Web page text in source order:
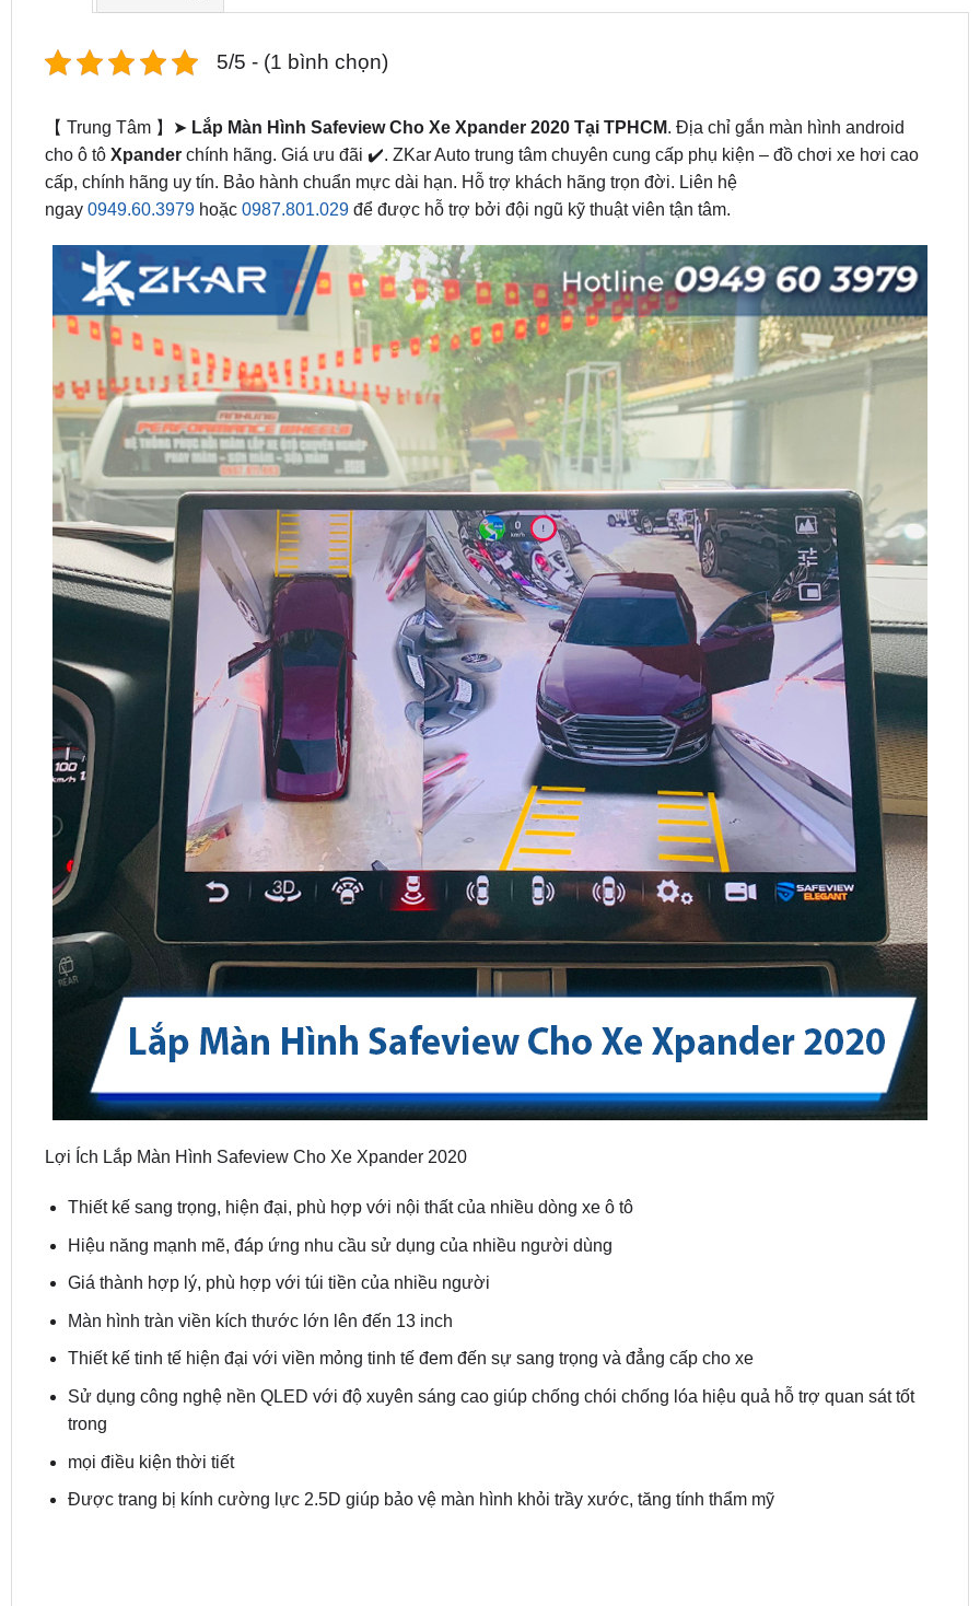
5/5 - (1 bình chọn)
【 Trung Tâm 】➤ Lắp Màn Hình Safeview Cho Xe Xpander 2020 Tại TPHCM. Địa chỉ gắn màn hình android
cho ô tô Xpander chính hãng. Giá ưu đãi ✔️. ZKar Auto trung tâm chuyên cung cấp phụ kiện – đồ chơi xe hơi cao
cấp, chính hãng uy tín. Bảo hành chuẩn mực dài hạn. Hỗ trợ khách hãng trọn đời. Liên hệ
ngay 0949.60.3979hoặc 0987.801.029để được hỗ trợ bởi đội ngũ kỹ thuật viên tận tâm.
Lợi Ích Lắp Màn Hình Safeview Cho Xe Xpander 2020
Thiết kế sang trọng, hiện đại, phù hợp với nội thất của nhiều dòng xe ô tô
Hiệu năng mạnh mẽ, đáp ứng nhu cầu sử dụng của nhiều người dùng
Giá thành hợp lý, phù hợp với túi tiền của nhiều người
Màn hình tràn viền kích thước lớn lên đến 13 inch
Thiết kế tinh tế hiện đại với viền mỏng tinh tế đem đến sự sang trọng và đẳng cấp cho xe
Sử dụng công nghệ nền QLED với độ xuyên sáng cao giúp chống chói chống lóa hiệu quả hỗ trợ quan sát tốt
trong
mọi điều kiện thời tiết
Được trang bị kính cường lực 2.5D giúp bảo vệ màn hình khỏi trầy xước, tăng tính thẩm mỹ